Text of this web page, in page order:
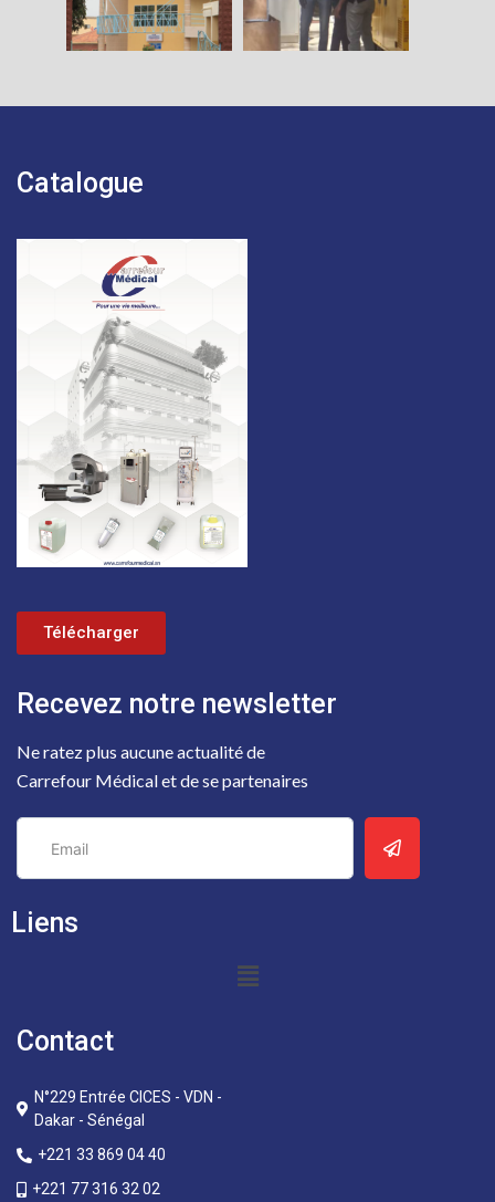
Contact
N°229 Entrée CICES - VDN -
Dakar - Sénégal
+221 33 869 04 40
+221 77 316 32 02
Liens
Recevez notre newsletter
Ne ratez plus aucune actualité de
Carrefour Médical et de se partenaires
Catalogue
Télécharger